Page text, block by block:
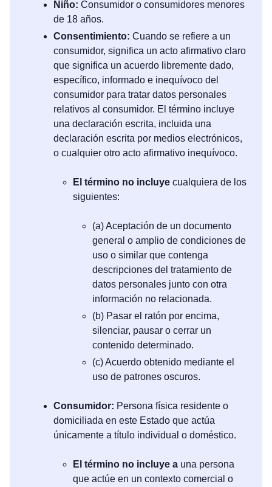
Niño: Consumidor o consumidores menores
de 18 años.
Consentimiento: Cuando se refiere a un
consumidor, significa un acto afirmativo claro
que significa un acuerdo libremente dado,
específico, informado e inequívoco del
consumidor para tratar datos personales
relativos al consumidor. El término incluye
una declaración escrita, incluida una
declaración escrita por medios electrónicos,
o cualquier otro acto afirmativo inequívoco.
El término no incluye cualquiera de los
siguientes:
(a) Aceptación de un documento
general o amplio de condiciones de
uso o similar que contenga
descripciones del tratamiento de
datos personales junto con otra
información no relacionada.
(b) Pasar el ratón por encima,
silenciar, pausar o cerrar un
contenido determinado.
(c) Acuerdo obtenido mediante el
uso de patrones oscuros.
Consumidor: Persona física residente o
domiciliada en este Estado que actúa
únicamente a título individual o doméstico.
El término no incluye a una persona
que actúe en un contexto comercial o